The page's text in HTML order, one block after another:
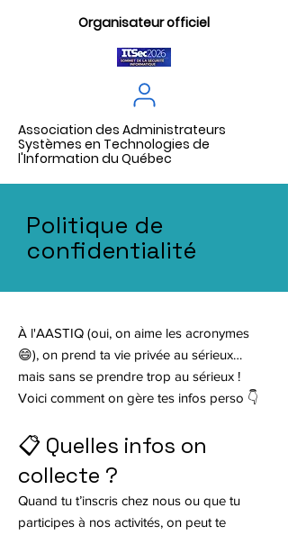
Organisateur officiel
Association des Administrateurs
Systèmes en Technologies de
l'Information du Québec
Politique de
confidentialité
À l'AASTIQ (oui, on aime les acronymes
😄), on prend ta vie privée au sérieux…
mais sans se prendre trop au sérieux !
Voici comment on gère tes infos perso 👇
📋 Quelles infos on
collecte ?
Quand tu t’inscris chez nous ou que tu
participes à nos activités, on peut te